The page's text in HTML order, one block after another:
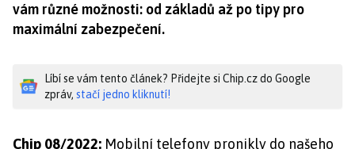
vám různé možnosti: od základů až po tipy pro
maximální zabezpečení.
Líbí se vám tento článek? Přidejte si Chip.cz do Google
zpráv, stačí jedno kliknutí!
Chip 08/2022: Mobilní telefony pronikly do našeho